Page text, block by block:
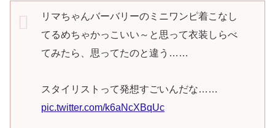
リマちゃんバーバリーのミニワンピ着こなし
てるめちゃかっこいい～と思って衣装しらべ
てみたら、思ってたのと違う……
スタイリストって発想すごいんだな……
pic.twitter.com/k6aNcXBqUc